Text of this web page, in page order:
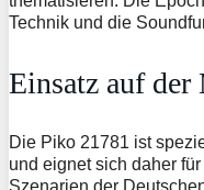
Technik und die
Einsatz auf der
Die Piko 21781 ist
und eignet sich daher
Szenarien der